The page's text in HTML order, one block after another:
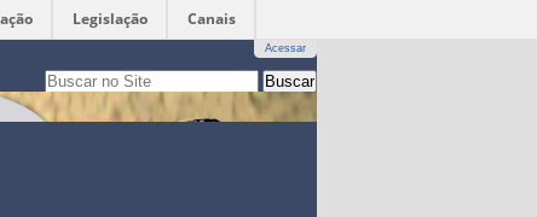
Legislação Canais
Acessar
Busca
apenas nesta seção
Busca